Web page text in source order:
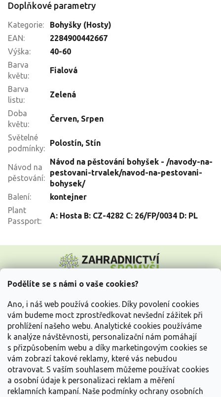
Podělíte se s námi o vaše cookies?
Ano, i náš web používá cookies. Díky povolení cookies
vám budeme moct zprostředkovat nevšední zážitek při
prohlížení našeho webu. Analytické cookies používáme
k analýze návštěvnosti, personalizační nám pomáhají
s přizpůsobením webu a díky marketingovým cookies se
vám zobrazí takové reklamy, které vás nebudou
otravovat. S vaším souhlasem můžeme používat cookies
a osobní údaje k personalizaci reklam a měření
reklamních kampaní. Naše podmínky ochrany osobních
Doplňkové parametry
Kategorie:
Bohyšky (Hosty)
EAN:
2284900442667
Výška:
40-60
Barva
květu:
Fialová
Barva
listu:
Zelená
Doba
květu:
Červen, Srpen
Světelné
podmínky:
Polostín, Stín
Návod na
pěstování:
Návod na pěstování bohyšek - /navody-na-
pestovani-trvalek/navod-na-pestovani-
bohysek/
Balení:
kontejner
Plant
Passport:
A: Hosta B: CZ-4282 C: 26/FP/0034 D: PL
p
Vše o nákupu
Informace pro Vás
Kontakujte nás